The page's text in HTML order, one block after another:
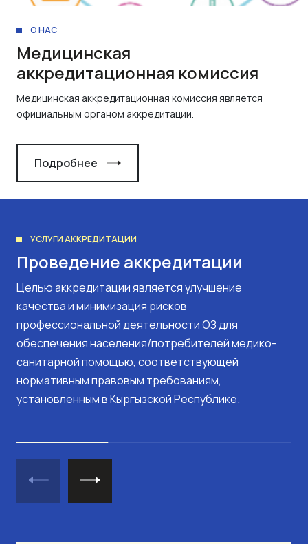
О НАС
Медицинская
аккредитационная комиссия
Медицинская аккредитационная комиссия является
официальным органом аккредитации.
Подробнее
УСЛУГИ АККРЕДИТАЦИИ
Проведение аккредитации
Целью аккредитации является улучшение
качества и минимизация рисков
профессиональной деятельности ОЗ для
обеспечения населения/потребителей медико-
санитарной помощью, соответствующей
нормативным правовым требованиям,
установленным в Кыргызской Республике.